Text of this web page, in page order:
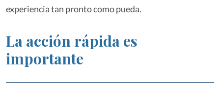
experiencia tan pronto como pueda.
La acción rápida es
importante